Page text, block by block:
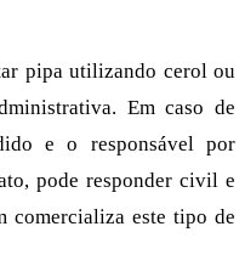
pipa utilizando cerol ou
Em caso de
e o responsável por
pode responder civil e
comercializa este tipo de